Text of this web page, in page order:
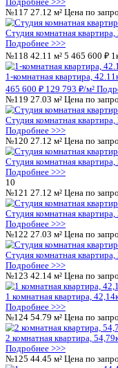
Студия комнатная
Подробнее >>>
№73 42.11 м²
1 комнатная
Подробнее >>>
№74 27.03 м² Цена по
Студия комнатная
Подробнее >>>
№75 27.12 м² Цена по
Студия комнатная
Подробнее >>>
7
№76 27.12 м² Цена по
Студия комнатная
Подробнее >>>
№77 27.03 м²
Студия комнатная
Подробнее >>>
№78 42.14 м² Цена по
1 комнатная
Подробнее >>>